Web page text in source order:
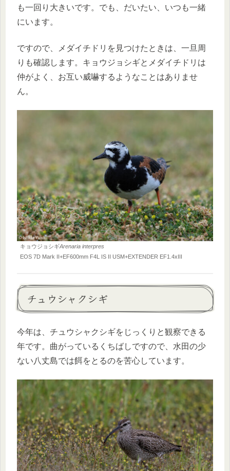
も一回り大きいです。でも、だいたい、いつも一緒
にいます。
ですので、メダイチドリを見つけたときは、一旦周
りも確認します。キョウジョシギとメダイチドリは
仲がよく、お互い威嚇するようなことはありませ
ん。
キョウジョシギArenaria interpres
EOS 7D Mark II+EF600mm F4L IS II USM+EXTENDER EF1.4xIII
チュウシャクシギ
今年は、チュウシャクシギをじっくりと観察できる
年です。曲がっているくちばしですので、水田の少
ない八丈島では餌をとるのを苦心しています。